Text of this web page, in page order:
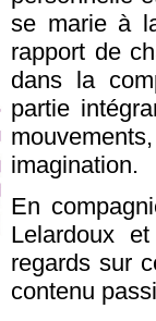
se marie à
rapport de
dans la
partie
imagination.
En
Lelardoux
regards sur
contenu